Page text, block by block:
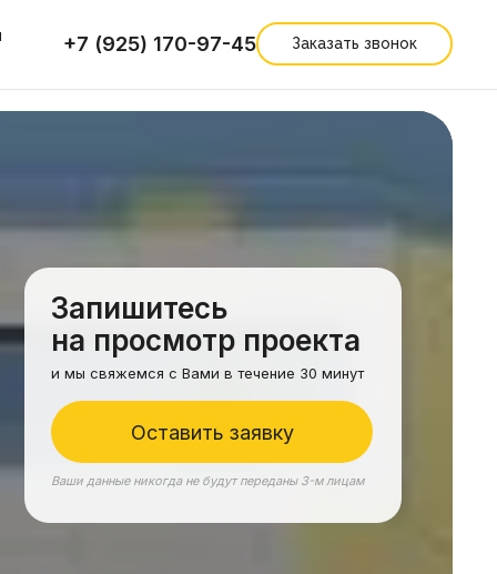
+7 (925) 170-97-45 Заказать звонок
Запишитесь
на просмотр проекта
и мы свяжемся с Вами в течение 30 минут
Ваши данные никогда не будут переданы 3-м лицам
Оставить заявку